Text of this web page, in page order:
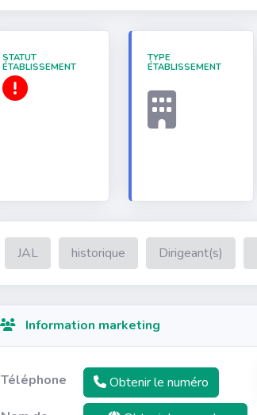
STATUT
ÉTABLISSEMENT
TYPE
ÉTABLISSEMENT
JAL historique Dirigeant(s)
Information marketing
Téléphone
Obtenir le numéro